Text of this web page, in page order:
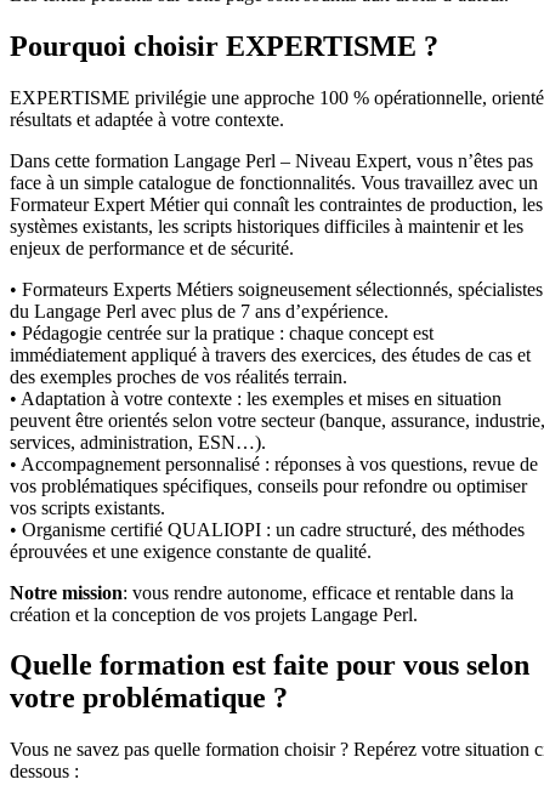
Pourquoi choisir EXPERTISME ?
EXPERTISME privilégie une approche 100 % opérationnelle,
résultats et adaptée à votre contexte.
Dans cette formation Langage Perl – Niveau Expert, vous n’êtes pas
face à un simple catalogue de fonctionnalités. Vous travaillez avec un
Formateur Expert Métier qui connaît les contraintes de production, les
systèmes existants, les scripts historiques difficiles à maintenir et les
enjeux de performance et de sécurité.
• Formateurs Experts Métiers soigneusement sélectionnés, spécialistes
du Langage Perl avec plus de 7 ans d’expérience.
• Pédagogie centrée sur la pratique : chaque concept est
immédiatement appliqué à travers des exercices, des études de cas et
des exemples proches de vos réalités terrain.
• Adaptation à votre contexte : les exemples et mises en situation
peuvent être orientés selon votre secteur (banque, assurance, industrie,
services, administration, ESN…).
• Accompagnement personnalisé : réponses à vos questions, revue de
vos problématiques spécifiques, conseils pour refondre ou optimiser
vos scripts existants.
• Organisme certifié QUALIOPI : un cadre structuré, des méthodes
éprouvées et une exigence constante de qualité.
Notre mission: vous rendre autonome, efficace et rentable dans la
création et la conception de vos projets Langage Perl.
Quelle formation est faite pour vous selon
votre problématique ?
Vous ne savez pas quelle formation choisir ? Repérez votre situation
dessous :